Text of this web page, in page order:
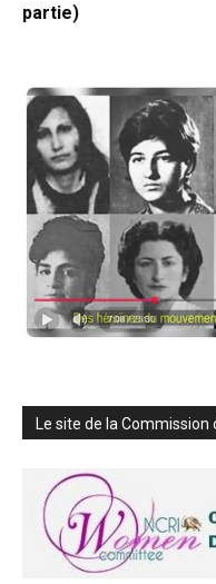
partie)
Le site de la Commission